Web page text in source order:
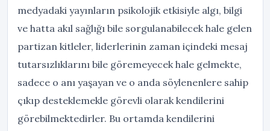
medyadaki yayınların psikolojik etkisiyle algı, bilgi
ve hatta akıl sağlığı bile sorgulanabilecek hale gelen
partizan kitleler, liderlerinin zaman içindeki mesaj
tutarsızlıklarını bile göremeyecek hale gelmekte,
sadece o anı yaşayan ve o anda söylenenlere sahip
çıkıp desteklemekle görevli olarak kendilerini
görebilmektedirler. Bu ortamda kendilerini